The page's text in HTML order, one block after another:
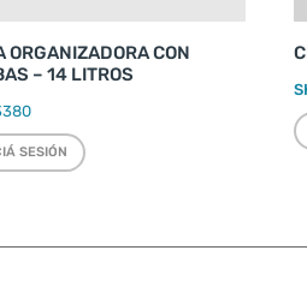
ORGANIZADORA CON
– 14 LITROS
SESIÓN